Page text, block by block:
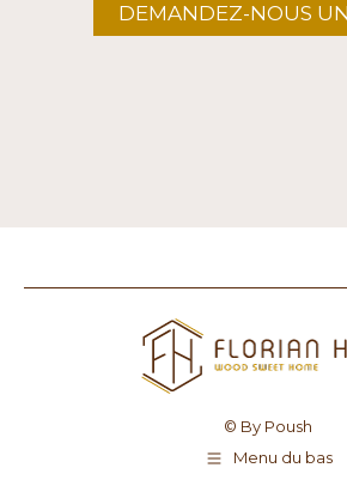
DEMANDEZ-NOUS
© By Poush
Menu du bas